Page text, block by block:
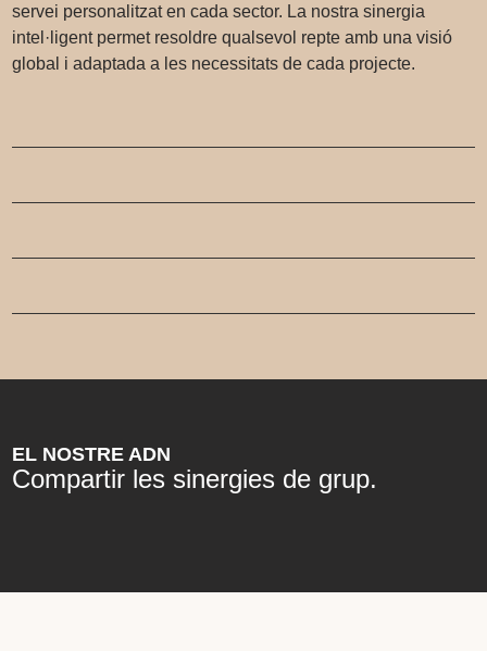
servei personalitzat en cada sector. La nostra sinergia
intel·ligent permet resoldre qualsevol repte amb una visió
global i adaptada a les necessitats de cada projecte.
EL NOSTRE ADN
Compartir les sinergies de grup.